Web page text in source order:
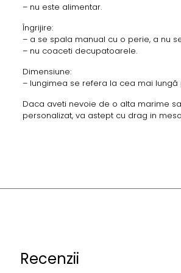
– nu este alimentar.
Îngrijire:
– a se spala manual cu o perie, a nu
– nu coaceti decupatoarele.
Dimensiune:
– lungimea se refera la cea mai lungă
Daca aveti nevoie de o alta marime
personalizat, va astept cu drag in
Recenzii